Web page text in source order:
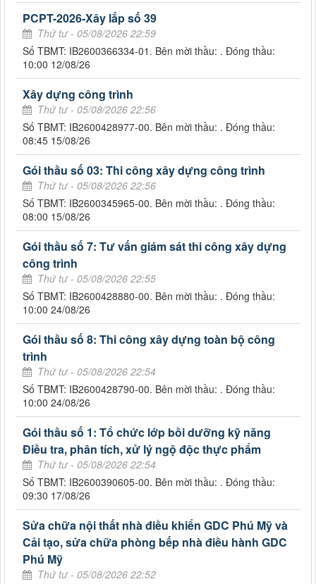
PCPT-2026-Xây lắp số 39
Thứ tư - 05/08/2026 22:59
Số TBMT: IB2600366334-01. Bên mời thầu: . Đóng thầu:
10:00 12/08/26
Xây dựng công trình
Thứ tư - 05/08/2026 22:56
Số TBMT: IB2600428977-00. Bên mời thầu: . Đóng thầu:
08:45 15/08/26
Gói thầu số 03: Thi công xây dựng công trình
Thứ tư - 05/08/2026 22:56
Số TBMT: IB2600345965-00. Bên mời thầu: . Đóng thầu:
08:00 15/08/26
Gói thầu số 7: Tư vấn giám sát thi công xây dựng
công trình
Thứ tư - 05/08/2026 22:55
Số TBMT: IB2600428880-00. Bên mời thầu: . Đóng thầu:
10:00 24/08/26
Gói thầu số 8: Thi công xây dựng toàn bộ công
trình
Thứ tư - 05/08/2026 22:54
Số TBMT: IB2600428790-00. Bên mời thầu: . Đóng thầu:
10:00 24/08/26
Gói thầu số 1: Tổ chức lớp bồi dưỡng kỹ năng
Điều tra, phân tích, xử lý ngộ độc thực phẩm
Thứ tư - 05/08/2026 22:54
Số TBMT: IB2600390605-00. Bên mời thầu: . Đóng thầu:
09:30 17/08/26
Sửa chữa nội thất nhà điều khiển GDC Phú Mỹ và
Cải tạo, sửa chữa phòng bếp nhà điều hành GDC
Phú Mỹ
Thứ tư - 05/08/2026 22:52